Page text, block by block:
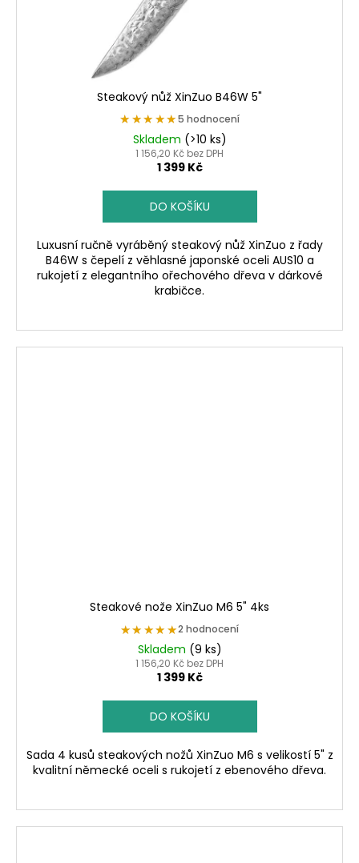
Steakový nůž XinZuo B46W 5"
★★★★★
★★★★★5 hodnocení
Skladem (>10 ks)
1 156,20 Kč bez DPH
1 399 Kč
DO KOŠÍKU
Luxusní ručně vyráběný steakový nůž XinZuo z řady
B46W s čepelí z věhlasné japonské oceli AUS10 a
rukojetí z elegantního ořechového dřeva v dárkové
krabičce.
Steakové nože XinZuo M6 5" 4ks
★★★★★
★★★★★2 hodnocení
Skladem (9 ks)
1 156,20 Kč bez DPH
1 399 Kč
DO KOŠÍKU
Sada 4 kusů steakových nožů XinZuo M6 s velikostí 5" z
kvalitní německé oceli s rukojetí z ebenového dřeva.